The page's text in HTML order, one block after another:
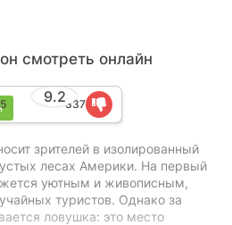
смотреть онлайн
9.2337
зрителей в изолированный
лесах Америки. На первый
уютным и живописным,
туристов. Однако за
ловушка: это место